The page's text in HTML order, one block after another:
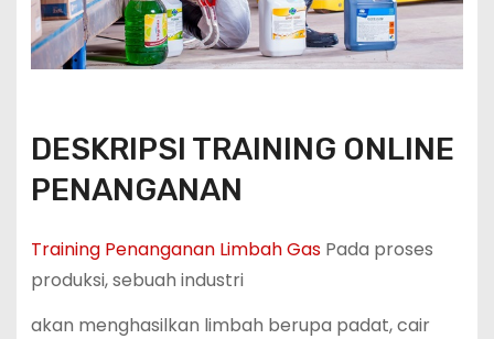
DESKRIPSI TRAINING ONLINE
PENANGANAN
Training Penanganan Limbah GasPada proses
produksi, sebuah industri
akan menghasilkan limbah berupa padat, cair